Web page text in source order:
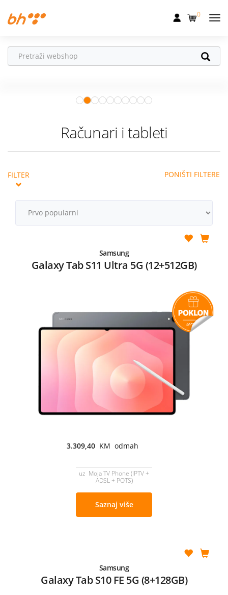
Fiksna
Akcije
Podrška
0
Apple Watch– vaš partner za
zdraviji i aktivniji život.
Računari i tableti
FILTER PONIŠTI FILTERE
Samsung
Galaxy Tab S11 Ultra 5G (12+512GB)
3.309,40 KM odmah
uz Moja TV Phone (IPTV +
ADSL + POTS)
Saznaj više
Samsung
Galaxy Tab S10 FE 5G (8+128GB)